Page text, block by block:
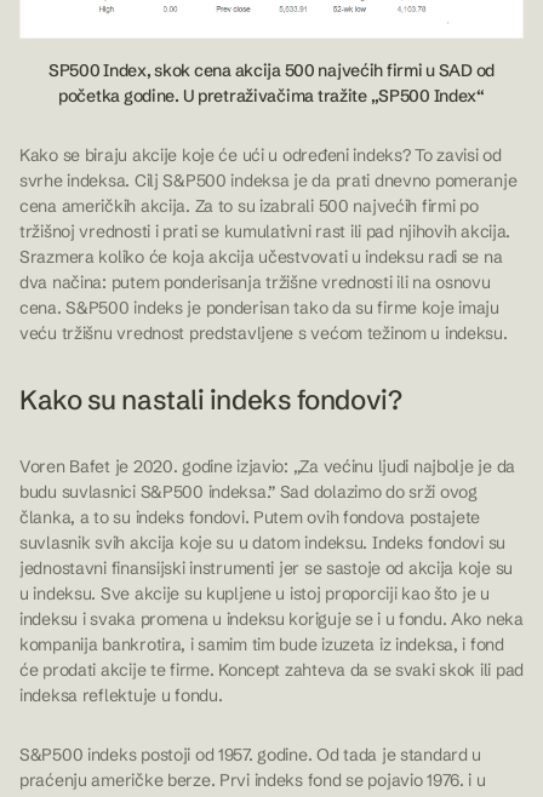
SP500 Index, skok cena akcija 500 najvećih firmi u SAD od
početka godine. U pretraživačima tražite „SP500 Index“
Kako se biraju akcije koje će ući u određeni indeks? To zavisi od
svrhe indeksa. Cilj S&P500 indeksa je da prati dnevno pomeranje
cena američkih akcija. Za to su izabrali 500 najvećih firmi po
tržišnoj vrednosti i prati se kumulativni rast ili pad njihovih akcija.
Srazmera koliko će koja akcija učestvovati u indeksu radi se na
dva načina: putem ponderisanja tržišne vrednosti ili na osnovu
cena. S&P500 indeks je ponderisan tako da su firme koje imaju
veću tržišnu vrednost predstavljene s većom težinom u indeksu.
Kako su nastali indeks fondovi?
Voren Bafet je 2020. godine izjavio: „Za većinu ljudi najbolje je da
budu suvlasnici S&P500 indeksa.” Sad dolazimo do srži ovog
članka, a to su indeks fondovi. Putem ovih fondova postajete
suvlasnik svih akcija koje su u datom indeksu. Indeks fondovi su
jednostavni finansijski instrumenti jer se sastoje od akcija koje su
u indeksu. Sve akcije su kupljene u istoj proporciji kao što je u
indeksu i svaka promena u indeksu koriguje se i u fondu. Ako neka
kompanija bankrotira, i samim tim bude izuzeta iz indeksa, i fond
će prodati akcije te firme. Koncept zahteva da se svaki skok ili pad
indeksa reflektuje u fondu.
S&P500 indeks postoji od 1957. godine. Od tada je standard u
praćenju američke berze. Prvi indeks fond se pojavio 1976. i u